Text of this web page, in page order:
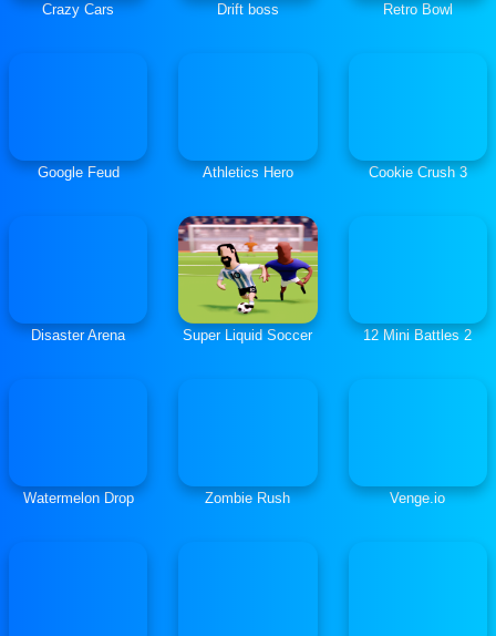
Crazy Cars Drift boss Retro Bowl
Google Feud Athletics Hero Cookie Crush 3
Disaster Arena Super Liquid Soccer 12 Mini Battles 2
Watermelon Drop Zombie Rush Venge.io